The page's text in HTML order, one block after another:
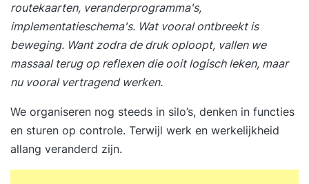
routekaarten, veranderprogramma's,
implementatieschema's. Wat vooral ontbreekt is
beweging. Want zodra de druk oploopt, vallen we
massaal terug op reflexen die ooit logisch leken, maar
nu vooral vertragend werken.
We organiseren nog steeds in silo’s, denken in functies
en sturen op controle. Terwijl werk en werkelijkheid
allang veranderd zijn.